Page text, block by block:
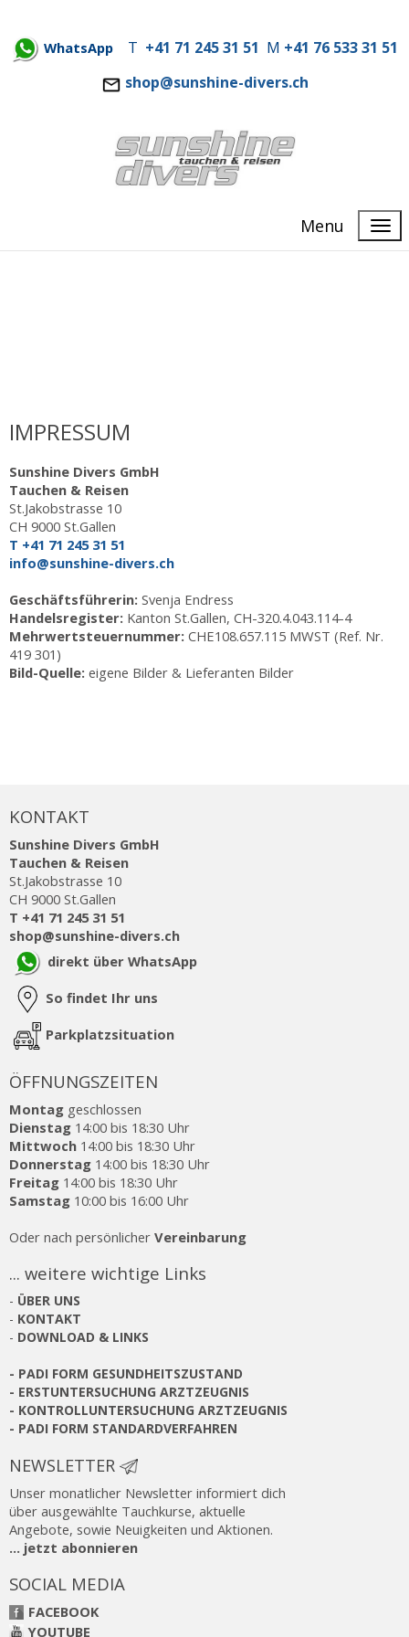
WhatsApp T +41 71 245 31 51 M +41 76 533 31 51
shop@sunshine-divers.ch
Menu
IMPRESSUM
Sunshine Divers GmbH
Tauchen & Reisen
St.Jakobstrasse 10
CH 9000 St.Gallen
T +41 71 245 31 51
info@sunshine-divers.ch
Geschäftsführerin: Svenja Endress
Handelsregister: Kanton St.Gallen, CH-320.4.043.114-4
Mehrwertsteuernummer: CHE108.657.115 MWST (Ref. Nr.
419 301)
Bild-Quelle: eigene Bilder & Lieferanten Bilder
KONTAKT
Sunshine Divers GmbH
Tauchen & Reisen
St.Jakobstrasse 10
CH 9000 St.Gallen
T +41 71 245 31 51
shop@sunshine-divers.ch
direkt über WhatsApp
So findet Ihr uns
Parkplatzsituation
ÖFFNUNGSZEITEN
Montag geschlossen
Dienstag 14:00 bis 18:30 Uhr
Mittwoch 14:00 bis 18:30 Uhr
Donnerstag 14:00 bis 18:30 Uhr
Freitag 14:00 bis 18:30 Uhr
Samstag 10:00 bis 16:00 Uhr
Oder nach persönlicher Vereinbarung
... weitere wichtige Links
- ÜBER UNS
- KONTAKT
- DOWNLOAD & LINKS
- PADI FORM GESUNDHEITSZUSTAND
- ERSTUNTERSUCHUNG ARZTZEUGNIS
- KONTROLLUNTERSUCHUNG ARZTZEUGNIS
- PADI FORM STANDARDVERFAHREN
NEWSLETTER
Unser monatlicher Newsletter informiert dich
über ausgewählte Tauchkurse, aktuelle
Angebote, sowie Neuigkeiten und Aktionen.
... jetzt abonnieren
SOCIAL MEDIA
FACEBOOK
YOUTUBE